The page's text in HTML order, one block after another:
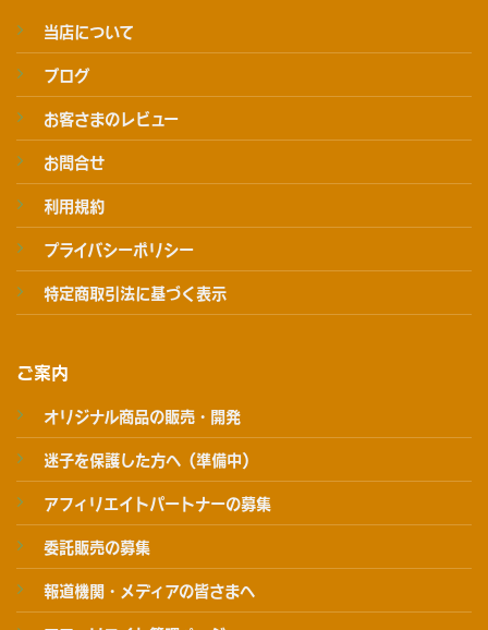
当店について
ブログ
お客さまのレビュー
お問合せ
利用規約
プライバシーポリシー
特定商取引法に基づく表示
ご案内
オリジナル商品の販売・開発
迷子を保護した方へ（準備中）
アフィリエイトパートナーの募集
委託販売の募集
報道機関・メディアの皆さまへ